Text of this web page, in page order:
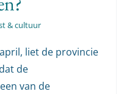
& cultuur
liet de provincie
de
van de